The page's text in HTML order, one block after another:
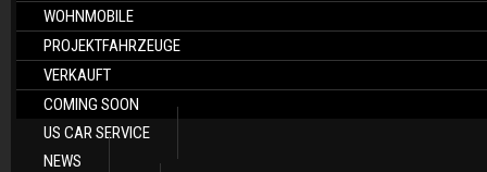
WOHNMOBILE
PROJEKTFAHRZEUGE
VERKAUFT
COMING SOON
US CAR SERVICE
NEWS